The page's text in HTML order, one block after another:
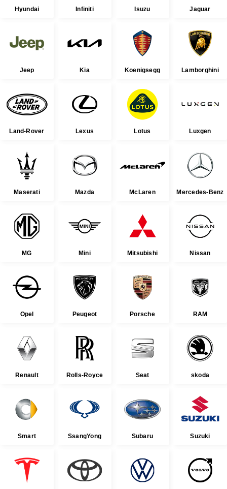
Hyundai Infiniti Isuzu Jaguar
Jeep Kia Koenigsegg Lamborghini
Land-Rover Lexus Lotus Luxgen
Maserati Mazda McLaren Mercedes-Benz
MG Mini Mitsubishi Nissan
Opel Peugeot Porsche RAM
Renault Rolls-Royce Seat skoda
Smart SsangYong Subaru Suzuki